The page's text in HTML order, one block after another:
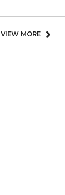
VIEW MORE